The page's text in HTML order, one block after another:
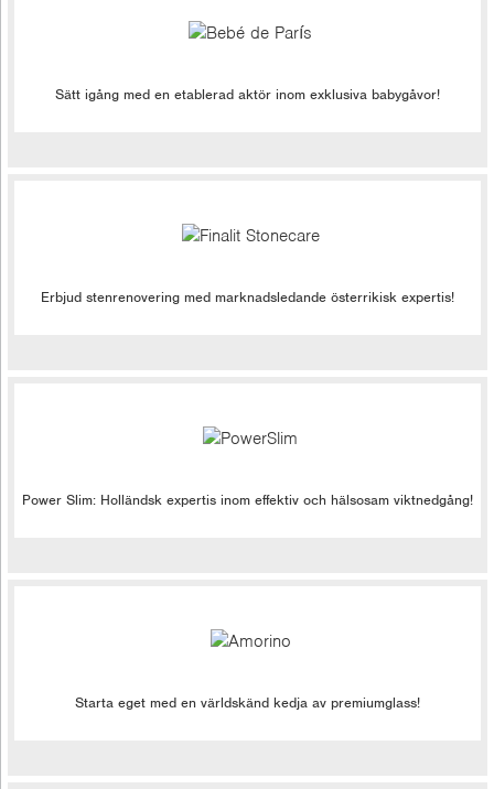
Sätt igång med en etablerad aktör inom exklusiva babygåvor!
Erbjud stenrenovering med marknadsledande österrikisk expertis!
Power Slim: Holländsk expertis inom effektiv och hälsosam viktnedgång!
Starta eget med en världskänd kedja av premiumglass!